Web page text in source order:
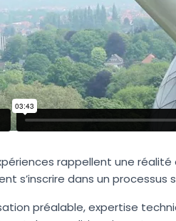
rappellent une réalité
s’inscrire dans un processus
préalable, expertise